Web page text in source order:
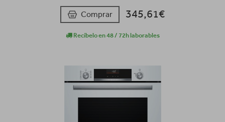
Comprar 345,61€
Recíbelo en 48 / 72h laborables